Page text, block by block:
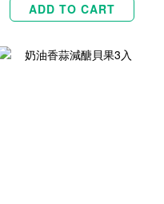
ADD TO CART